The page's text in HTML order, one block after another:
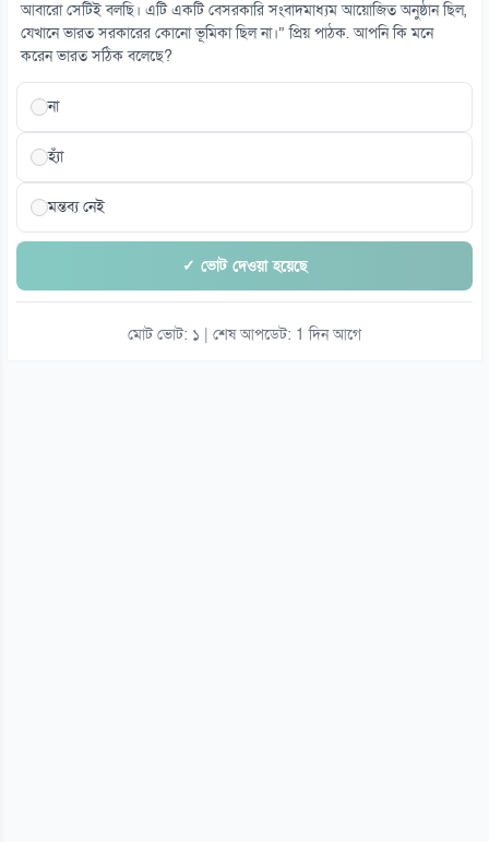
দিনে ২১ মিনিটেই সন্তানের সঙ্গে সম্পর্ক আরো গভীর
০৯ আগস্ট
আবারো সেটিই বলছি। এটি একটি বেসরকারি সংবাদমাধ্যম আয়োজিত অনুষ্ঠান ছিল,
যেখানে ভারত সরকারের কোনো ভূমিকা ছিল না।” প্রিয় পাঠক. আপনি কি মনে
করেন ভারত সঠিক বলেছে?
না
হ্যাঁ
মন্তব্য নেই
✓ ভোট দেওয়া হয়েছে
মোট ভোট: ১ | শেষ আপডেট: 1 দিন আগে